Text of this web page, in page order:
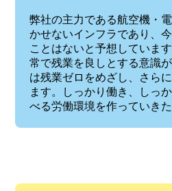
弊社の主力である航空機・
かせないインフラであり、
ことはないと予想していま
常で残業を良しとする意識
は残業ゼロをめざし、さら
ます。しっかり働き、しっ
べる労働環境を作っていき